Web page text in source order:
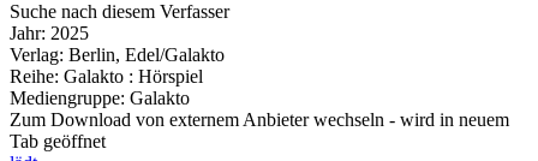
Suche nach diesem Verfasser
Jahr: 2025
Verlag: Berlin, Edel/Galakto
Reihe: Galakto : Hörspiel
Mediengruppe: Galakto
Zum Download von externem Anbieter wechseln - wird in neuem
Tab geöffnet